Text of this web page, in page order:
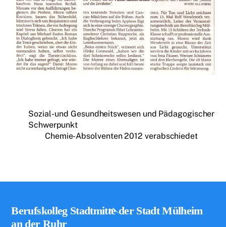
Sozial- und Gesundheitswesen und Pädagogischer
Schwerpunkt
Chemie-Absolventen 2012 verabschiedet
Back
Berufskolleg Stadtmitte der Stadt Mülheim
an der Ruhr